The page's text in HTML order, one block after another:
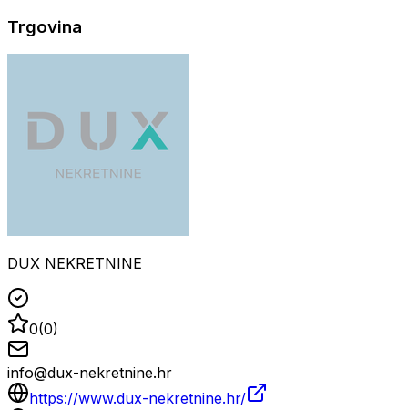
Trgovina
DUX NEKRETNINE
0(0)
info@dux-nekretnine.hr
https://www.dux-nekretnine.hr/